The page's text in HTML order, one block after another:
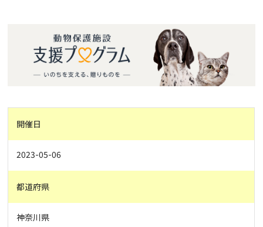
開催日
2023-05-06
都道府県
神奈川県